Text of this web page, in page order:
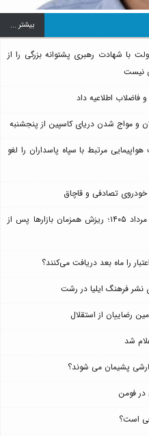
بيشتر ...
با شهادت رهبری پشتوانه بزرگی را از
نیست
اطلاعیه داد
مرتبط با سپاه پاسداران را لغو
خودروی تصادفی و قاچاق
قیمت طلا، سکه و دلار امروز چهارشنبه ۱۴ مرداد ۱۴۰۵؛ ریزش همزمان بازارها پس از
را ماه بعد دریافت می‌کنند؟
نشر فرهنگ ایلیا در رشت
رضاییان از استقلال
شد
پشیمان می شوند؟
در فومن